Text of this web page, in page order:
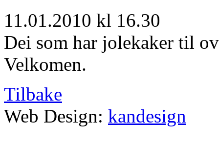
11.01.2010 kl 16.30
Dei som har jolekaker til
Velkomen.
Tilbake
Web Design: kandesign